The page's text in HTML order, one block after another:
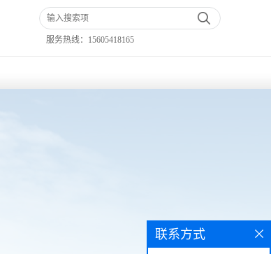
服务热线： 15605418165
联系方式